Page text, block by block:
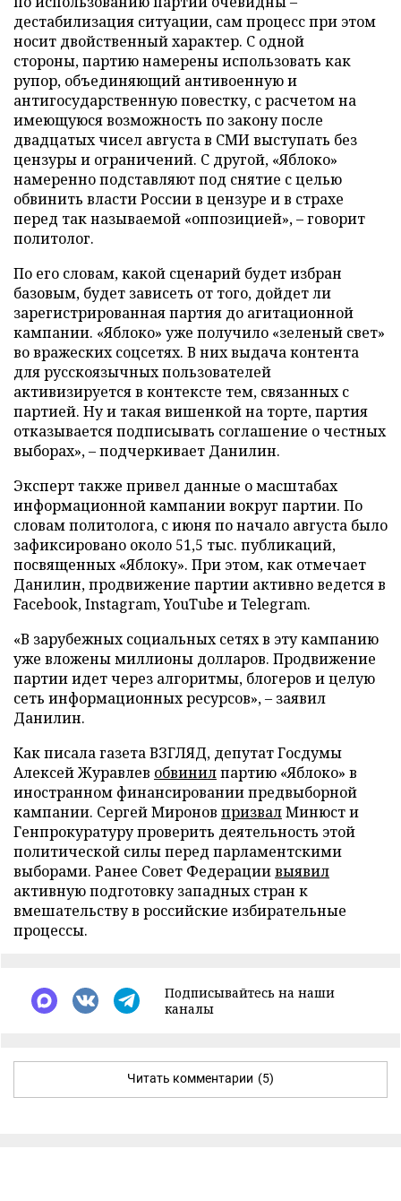
дестабилизация ситуации, сам процесс при этом
носит двойственный характер. С одной
стороны, партию намерены использовать как
рупор, объединяющий антивоенную и
антигосударственную повестку, с расчетом на
имеющуюся возможность по закону после
двадцатых чисел августа в СМИ выступать без
цензуры и ограничений. С другой, «Яблоко»
намеренно подставляют под снятие с целью
обвинить власти России в цензуре и в страхе
перед так называемой «оппозицией», – говорит
политолог.
По его словам, какой сценарий будет избран
базовым, будет зависеть от того, дойдет ли
зарегистрированная партия до агитационной
кампании. «Яблоко» уже получило «зеленый свет»
во вражеских соцсетях. В них выдача контента
для русскоязычных пользователей
активизируется в контексте тем, связанных с
партией. Ну и такая вишенкой на торте, партия
отказывается подписывать соглашение о честных
выборах», – подчеркивает Данилин.
Эксперт также привел данные о масштабах
информационной кампании вокруг партии. По
словам политолога, с июня по начало августа было
зафиксировано около 51,5 тыс. публикаций,
посвященных «Яблоку». При этом, как отмечает
Данилин, продвижение партии активно ведется в
Facebook, Instagram, YouTube и Telegram.
«В зарубежных социальных сетях в эту кампанию
уже вложены миллионы долларов. Продвижение
партии идет через алгоритмы, блогеров и целую
сеть информационных ресурсов», – заявил
Данилин.
Как писала газета ВЗГЛЯД, депутат Госдумы
Алексей Журавлев обвинилпартию «Яблоко» в
иностранном финансировании предвыборной
кампании. Сергей Миронов призвалМинюст и
Генпрокуратуру проверить деятельность этой
политической силы перед парламентскими
выборами. Ранее Совет Федерациивыявил
активную подготовку западных стран к
вмешательству в российские избирательные
процессы.
Подписывайтесь на наши
каналы
Читать комментарии (5)